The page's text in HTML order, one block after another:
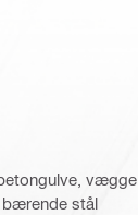
bærende stål